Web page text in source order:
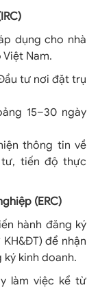
dụng cho nhà
Nam.
tư nơi đặt trụ
15–30 ngày
thông tin về
tiến độ thực
(ERC)
hành đăng ký
để nhận
kinh doanh.
làm việc kể từ